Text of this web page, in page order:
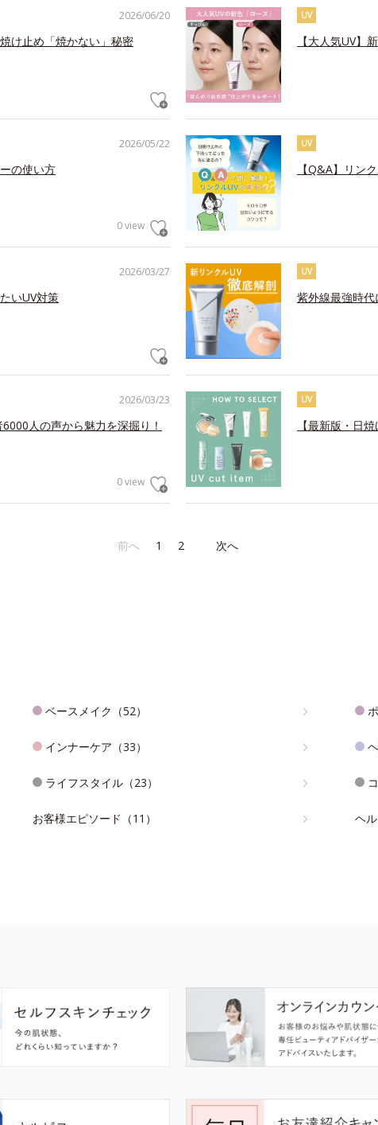
2026/06/20
け止め「焼かない」秘密
UV
【大人気UV】
2026/05/22
の使い方
0 view
UV
【Q&A】リン
2026/03/27
いUV対策
UV
紫外線最強時
2026/03/23
人の声から魅力を深掘り！
0 view
UV
【最新版・日
前へ 1 2 次へ
ベースメイク（52）
インナーケア（33）
ライフスタイル（23）
お客様エピソード（11） ヘ